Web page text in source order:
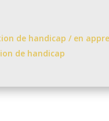
de handicap / en
de handicap